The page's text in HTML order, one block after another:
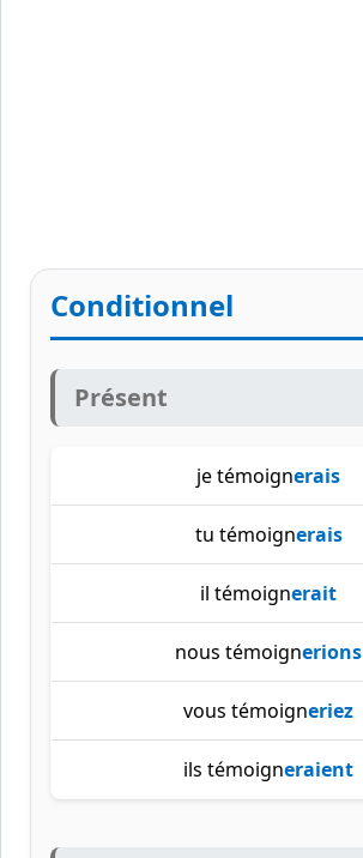
Conditionnel
Présent
je témoignerais
tu témoignerais
il témoignerait
nous témoignerions
vous témoigneriez
ils témoigneraient